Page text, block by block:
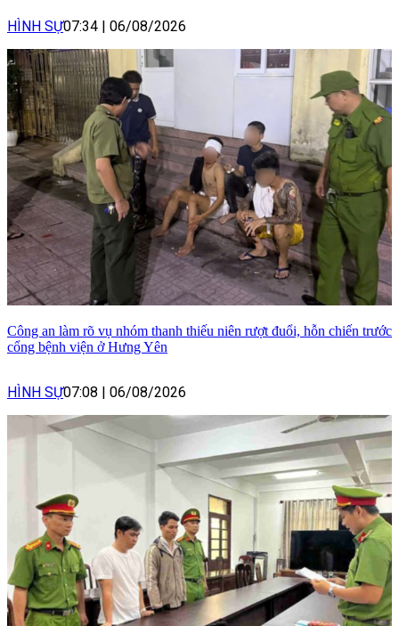
HÌNH SỰ07:34 06/08/2026
Công an làm rõ vụ nhóm thanh thiếu niên rượt đuổi, hỗn chiến trước
cổng bệnh viện ở Hưng Yên
HÌNH SỰ07:08 06/08/2026